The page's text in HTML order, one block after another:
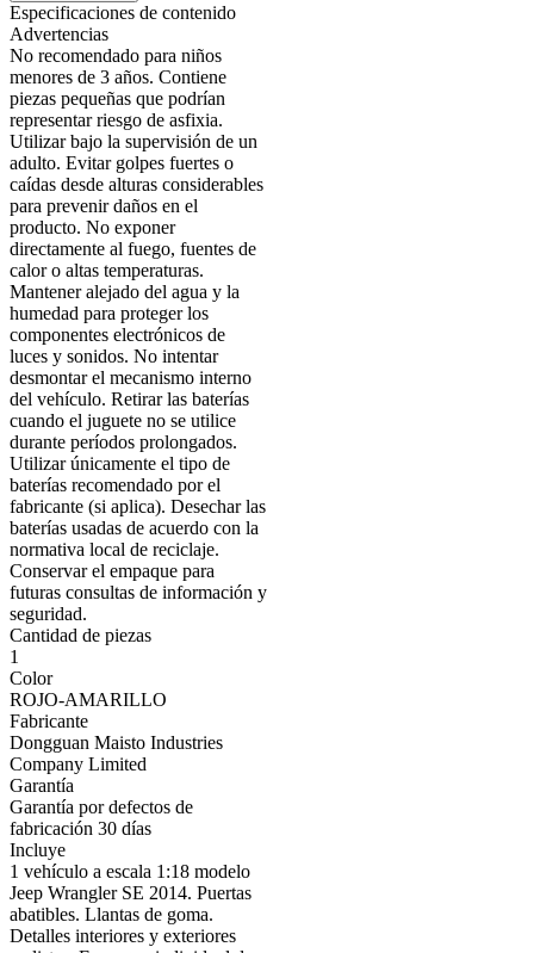
Especificaciones de contenido
Advertencias
No recomendado para niños
menores de 3 años. Contiene
piezas pequeñas que podrían
representar riesgo de asfixia.
Utilizar bajo la supervisión de un
adulto. Evitar golpes fuertes o
caídas desde alturas considerables
para prevenir daños en el
producto. No exponer
directamente al fuego, fuentes de
calor o altas temperaturas.
Mantener alejado del agua y la
humedad para proteger los
componentes electrónicos de
luces y sonidos. No intentar
desmontar el mecanismo interno
del vehículo. Retirar las baterías
cuando el juguete no se utilice
durante períodos prolongados.
Utilizar únicamente el tipo de
baterías recomendado por el
fabricante (si aplica). Desechar las
baterías usadas de acuerdo con la
normativa local de reciclaje.
Conservar el empaque para
futuras consultas de información y
seguridad.
Cantidad de piezas
1
Color
ROJO-AMARILLO
Fabricante
Dongguan Maisto Industries
Company Limited
Garantía
Garantía por defectos de
fabricación 30 días
Incluye
1 vehículo a escala 1:18 modelo
Jeep Wrangler SE 2014. Puertas
abatibles. Llantas de goma.
Detalles interiores y exteriores